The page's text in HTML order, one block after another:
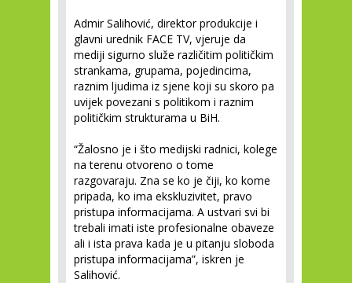
Admir Salihović, direktor produkcije i
glavni urednik FACE TV, vjeruje da
mediji sigurno služe različitim političkim
strankama, grupama, pojedincima,
raznim ljudima iz sjene koji su skoro pa
uvijek povezani s politikom i raznim
političkim strukturama u BiH.
“Žalosno je i što medijski radnici, kolege
na terenu otvoreno o tome
razgovaraju. Zna se ko je čiji, ko kome
pripada, ko ima ekskluzivitet, pravo
pristupa informacijama. A ustvari svi bi
trebali imati iste profesionalne obaveze
ali i ista prava kada je u pitanju sloboda
pristupa informacijama”, iskren je
Salihović.